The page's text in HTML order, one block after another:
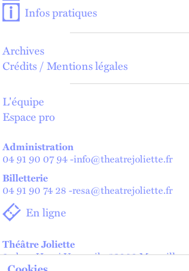
Infos pratiques
Archives
Crédits / Mentions légales
L'équipe
Espace pro
Administration
04 91 90 07 94-info@theatrejoliette.fr
Billetterie
04 91 90 74 28 -resa@theatrejoliette.fr
En ligne
Théâtre Joliette
2 place Henri Verneuil - 13002 Marseille